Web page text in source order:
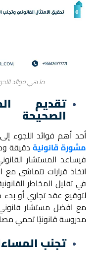
ما هي فوائد
تقديم
الصحيحة
أحد أهم فوائد اللجوء
مشورة قانونيةدقيقة
فيساعد المستشار
اتخاذ قرارات تتماشى
في تقليل المخاطر
لتوقيع عقد تجاري أو
مع افضل مستشار
مدروسة قانونيًا تحمي
تجنب